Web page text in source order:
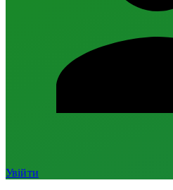
Увійти